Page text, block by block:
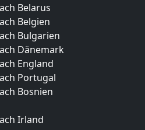
Belarus
Belgien
Bulgarien
Dänemark
England
Portugal
Bosnien
Irland